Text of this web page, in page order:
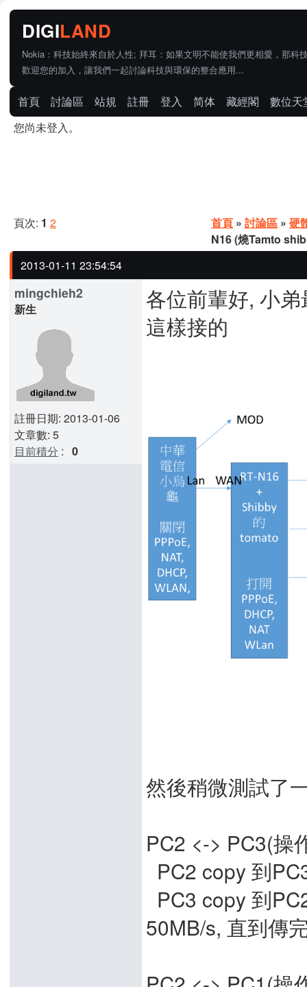
Nokia：科技始終來自於人性; 拜耳：如果文明不能使我們更相愛，那科
歡迎您的加入，讓我們一起討論科技與環保的整合應用...
首頁 討論區 站規 註冊 登入 简体 藏經閣
數位天
您尚未登入。
頁次: 1 2 首頁 » 討論區 » 硬
N16 (燒Tamto
2013-01-11 23:54:54
mingchieh2
新生
註冊日期: 2013-01-06
文章數: 5
目前積分 : 0
各位前輩好, 小
這樣接的
然後稍微測試了
PC2 <-> PC3(操
PC2 copy 到
PC3 copy 到
50MB/s, 直到傳